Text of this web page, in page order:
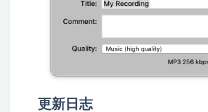
更新日志